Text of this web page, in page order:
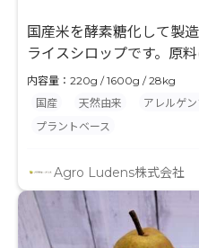
国産米を酵素糖化して製
ライスシロップです。原
用。米由来のまろやかな
た後味が特長です。グル
フリーで、菓子、飲料、
蜜・味醂の代替素材とし
内容量：220g / 1600g / 28kg
国産
天然由来 アレルゲ
プラントベース
Agro Ludens株式会社